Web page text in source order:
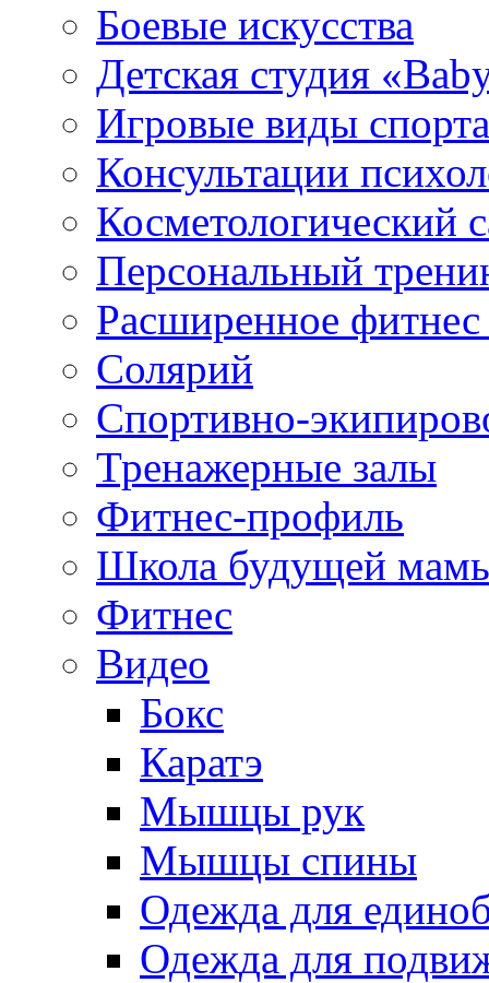
Боевые искусства
Детская студия
Игровые виды спорта
Консультации
Косметологический
Персональный
Расширенное фитнес
Солярий
Спортивно-
Тренажерные залы
Фитнес-профиль
Школа будущей
Фитнес
Видео
Бокс
Каратэ
Мышцы рук
Мышцы спины
Одежда для
Одежда для